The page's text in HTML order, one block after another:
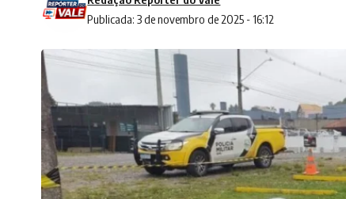
Publicada: 3 de novembro de 2025 - 16:12